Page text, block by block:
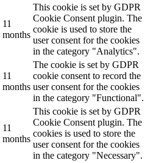
11
months
This cookie is set by GDPR
Cookie Consent plugin. The
cookie is used to store the
user consent for the cookies
in the category "Analytics".
11
months
The cookie is set by GDPR
cookie consent to record the
user consent for the cookies
in the category "Functional".
11
months
This cookie is set by GDPR
Cookie Consent plugin. The
cookies is used to store the
user consent for the cookies
in the category "Necessary".